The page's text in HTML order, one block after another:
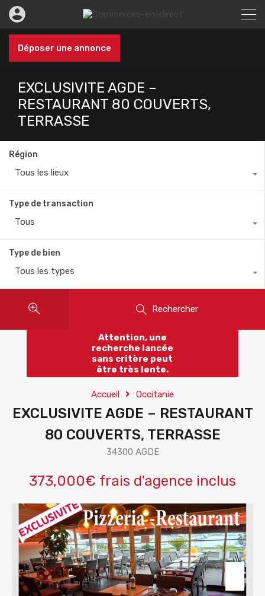
Déposer une annonce
EXCLUSIVITE AGDE –
RESTAURANT 80 COUVERTS,
TERRASSE
Région
Tous les lieux
Type de transaction
Tous
Type de bien
Tous les types
Rechercher
Attention, une
recherche lancée
sans critère peut
être très lente.
Accueil Occitanie
EXCLUSIVITE AGDE – RESTAURANT
80 COUVERTS, TERRASSE
34300 AGDE
373,000€ frais d'agence inclus